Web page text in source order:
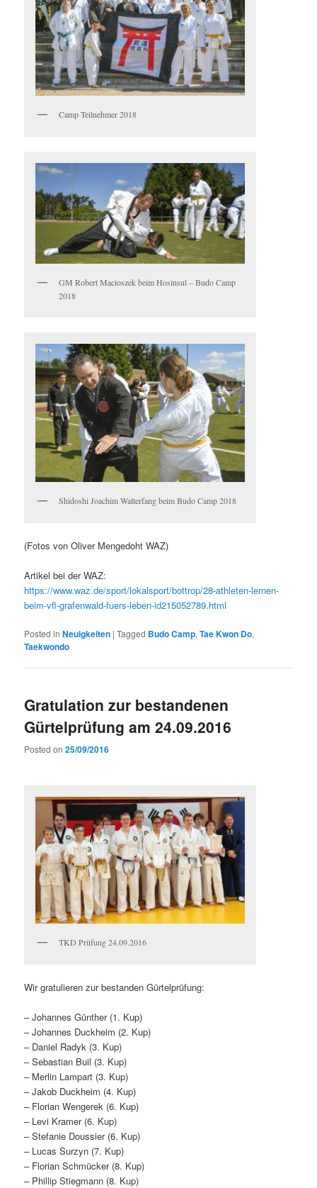
Camp Teilnehmer 2018
GM Robert Macioszek beim Hosinsul – Budo Camp
2018
Shidoshi Joachim Walterfang beim Budo Camp 2018
(Fotos von Oliver Mengedoht WAZ)
Artikel bei der WAZ:
https://www.waz.de/sport/lokalsport/bottrop/28-athleten-lernen-
beim-vfl-grafenwald-fuers-leben-id215052789.html
Posted in Neuigkeiten |Tagged Budo Camp,Tae Kwon Do,
Taekwondo
Gratulation zur bestandenen
Gürtelprüfung am 24.09.2016
Posted on25/09/2016
TKD Prüfung 24.09.2016
Wir gratulieren zur bestanden Gürtelprüfung:
– Johannes Günther (1. Kup)
– Johannes Duckheim (2. Kup)
– Daniel Radyk (3. Kup)
– Sebastian Buil (3. Kup)
– Merlin Lampart (3. Kup)
– Jakob Duckheim (4. Kup)
– Florian Wengerek (6. Kup)
– Levi Kramer (6. Kup)
– Stefanie Doussier (6. Kup)
– Lucas Surzyn (7. Kup)
– Florian Schmücker (8. Kup)
– Phillip Stiegmann (8. Kup)